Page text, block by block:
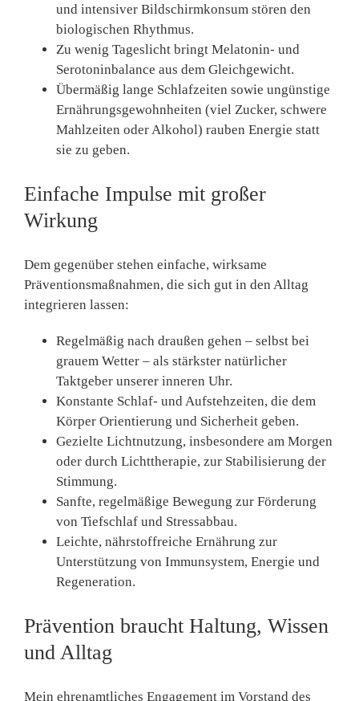
und intensiver Bildschirmkonsum stören den
biologischen Rhythmus.
Zu wenig Tageslicht bringt Melatonin- und
Serotoninbalance aus dem Gleichgewicht.
Übermäßig lange Schlafzeiten sowie ungünstige
Ernährungsgewohnheiten (viel Zucker, schwere
Mahlzeiten oder Alkohol) rauben Energie statt
sie zu geben.
Einfache Impulse mit großer
Wirkung
Dem gegenüber stehen einfache, wirksame
Präventionsmaßnahmen, die sich gut in den Alltag
integrieren lassen:
Regelmäßig nach draußen gehen – selbst bei
grauem Wetter – als stärkster natürlicher
Taktgeber unserer inneren Uhr.
Konstante Schlaf- und Aufstehzeiten, die dem
Körper Orientierung und Sicherheit geben.
Gezielte Lichtnutzung, insbesondere am Morgen
oder durch Lichttherapie, zur Stabilisierung der
Stimmung.
Sanfte, regelmäßige Bewegung zur Förderung
von Tiefschlaf und Stressabbau.
Leichte, nährstoffreiche Ernährung zur
Unterstützung von Immunsystem, Energie und
Regeneration.
Prävention braucht Haltung, Wissen
und Alltag
Mein ehrenamtliches Engagement im Vorstand des